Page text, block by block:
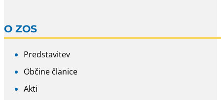
O ZOS
Predstavitev
Občine članice
Akti